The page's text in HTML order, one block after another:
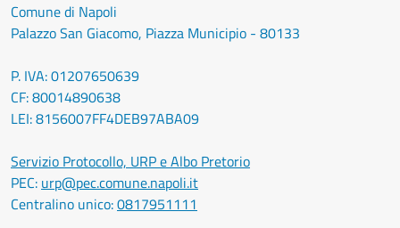
Comune di Napoli
Palazzo San Giacomo, Piazza Municipio - 80133
P. IVA: 01207650639
CF: 80014890638
LEI: 8156007FF4DEB97ABA09
Servizio Protocollo, URP e Albo Pretorio
PEC: urp@pec.comune.napoli.it
Centralino unico:0817951111